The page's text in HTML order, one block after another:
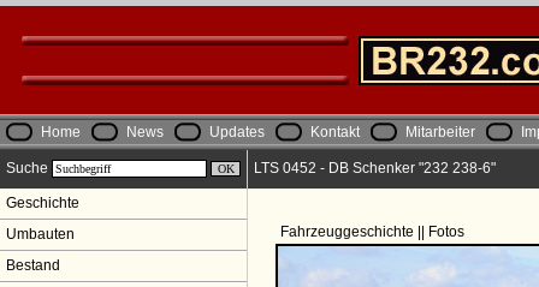
Home News Updates Kontakt Mitarbeiter
Suche
Geschichte
Umbauten
Bestand
LTS 0452 - DB Schenker "232 238-6"
Fahrzeuggeschichte || Fotos